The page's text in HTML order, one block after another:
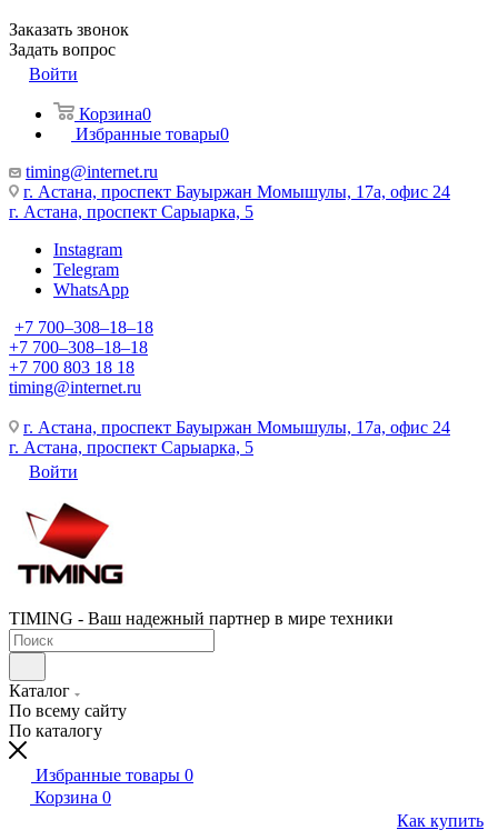
Заказать звонок
Задать вопрос
Войти
Корзина0
Избранные товары0
timing@internet.ru
г. Астана, проспект Бауыржан Момышулы, 17а, офис 24
г. Астана, проспект Сарыарка, 5
Instagram
Telegram
WhatsApp
+7 700‒308‒18‒18
+7 700‒308‒18‒18
+7 700 803 18 18
timing@internet.ru
г. Астана, проспект Бауыржан Момышулы, 17а, офис 24
г. Астана, проспект Сарыарка, 5
Войти
TIMING - Ваш надежный партнер в мире техники
Каталог
По всему сайту
По каталогу
Избранные товары 0
Корзина 0
Как купить